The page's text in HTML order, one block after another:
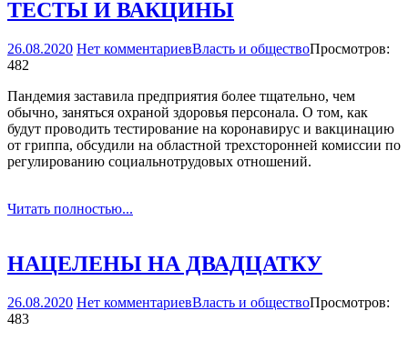
ТЕСТЫ И ВАКЦИНЫ
26.08.2020 Нет комментариевВласть и обществоПросмотров:
482
Пандемия заставила предприятия более тщательно, чем
обычно, заняться охраной здоровья персонала. О том, как
будут проводить тестирование на коронавирус и вакцинацию
от гриппа, обсудили на областной трехсторонней комиссии по
регулированию социально­трудовых отношений.
Читать полностью...
НАЦЕЛЕНЫ НА ДВАДЦАТКУ
26.08.2020 Нет комментариевВласть и обществоПросмотров:
483